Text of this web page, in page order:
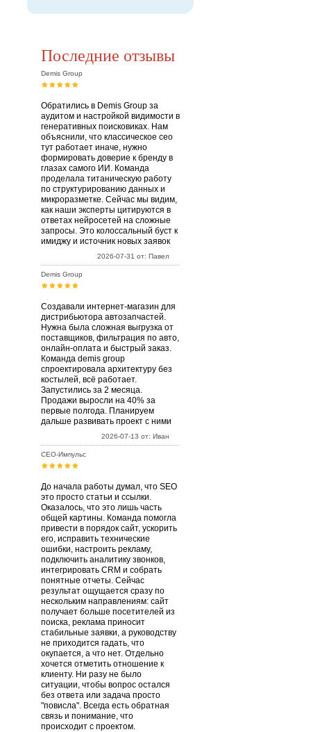
Последние отзывы
Demis Group
Обратились в Demis Group за
аудитом и настройкой видимости в
генеративных поисковиках. Нам
объяснили, что классическое сео
тут работает иначе, нужно
формировать доверие к бренду в
глазах самого ИИ. Команда
проделала титаническую работу
по структурированию данных и
микроразметке. Сейчас мы видим,
как наши эксперты цитируются в
ответах нейросетей на сложные
запросы. Это колоссальный буст к
имиджу и источник новых заявок
2026-07-31 от: Павел
Demis Group
Создавали интернет-магазин для
дистрибьютора автозапчастей.
Нужна была сложная выгрузка от
поставщиков, фильтрация по авто,
онлайн-оплата и быстрый заказ.
Команда demis group
спроектировала архитектуру без
костылей, всё работает.
Запустились за 2 месяца.
Продажи выросли на 40% за
первые полгода. Планируем
дальше развивать проект с ними
2026-07-13 от: Иван
СЕО-Импульс
До начала работы думал, что SEO
это просто статьи и ссылки.
Оказалось, что это лишь часть
общей картины. Команда помогла
привести в порядок сайт, ускорить
его, исправить технические
ошибки, настроить рекламу,
подключить аналитику звонков,
интегрировать CRM и собрать
понятные отчеты. Сейчас
результат ощущается сразу по
нескольким направлениям: сайт
получает больше посетителей из
поиска, реклама приносит
стабильные заявки, а руководству
не приходится гадать, что
окупается, а что нет. Отдельно
хочется отметить отношение к
клиенту. Ни разу не было
ситуации, чтобы вопрос остался
без ответа или задача просто
"повисла". Всегда есть обратная
связь и понимание, что
происходит с проектом.